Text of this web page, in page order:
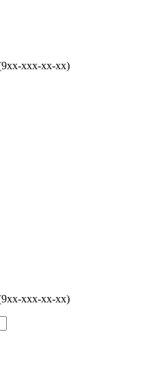
ххх-хх-хх)
ххх-хх-хх)